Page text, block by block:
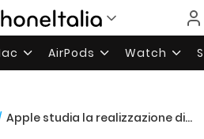
AirPods Watch
Apple studia la realizzazione di iPhone ed iPad in Liquidmetal?